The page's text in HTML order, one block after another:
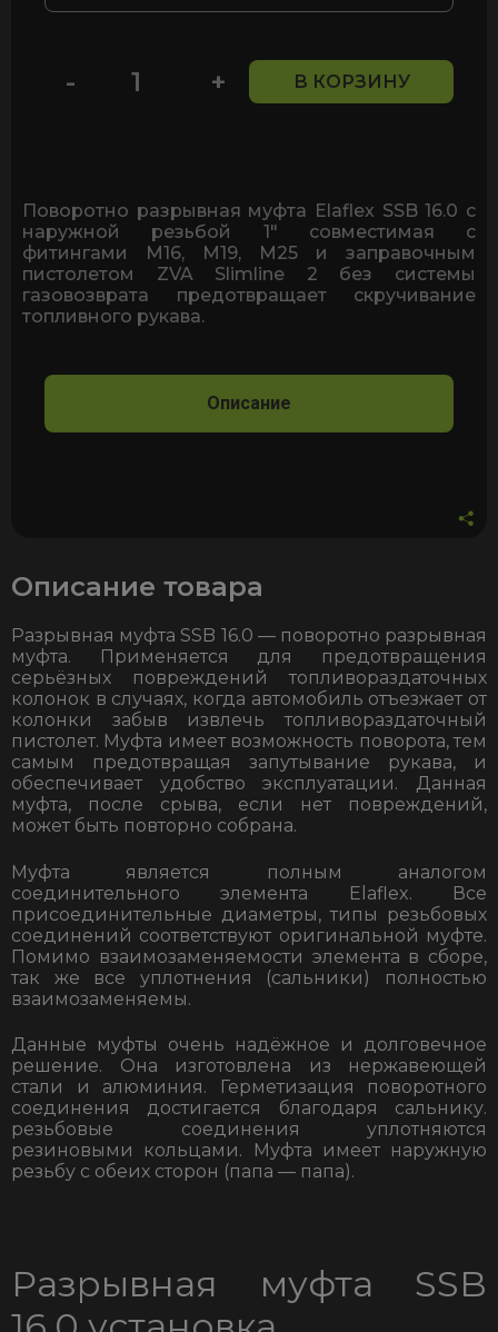
-
Количество
16.0
наружная
резьба
1"
для
заправочного
под
25
+ В КОРЗИНУ
Поворотно разрывная муфта Elaflex SSB 16.0 c
наружной резьбой 1" совместимая с
фитингами M16, M19, M25 и заправочным
пистолетом ZVA Slimline 2 без системы
газовозврата предотвращает скручивание
топливного рукава.
Описание
Описание товара
Разрывная муфта SSB 16.0 — поворотно разрывная
муфта. Применяется для предотвращения
серьёзных повреждений топливораздаточных
колонок в случаях, когда автомобиль отъезжает от
колонки забыв извлечь топливораздаточный
пистолет. Муфта имеет возможность поворота, тем
самым предотвращая запутывание рукава, и
обеспечивает удобство эксплуатации. Данная
муфта, после срыва, если нет повреждений,
может быть повторно собрана.
Муфта является полным аналогом
соединительного элемента Elaflex. Все
присоединительные диаметры, типы резьбовых
соединений соответствуют оригинальной муфте.
Помимо взаимозаменяемости элемента в сборе,
так же все уплотнения (сальники) полностью
взаимозаменяемы.
Данные муфты очень надёжное и долговечное
решение. Она изготовлена из нержавеющей
стали и алюминия. Герметизация поворотного
соединения достигается благодаря сальнику.
резьбовые соединения уплотняются
резиновыми кольцами. Муфта имеет наружную
резьбу с обеих сторон (папа — папа).
Разрывная муфта SSB